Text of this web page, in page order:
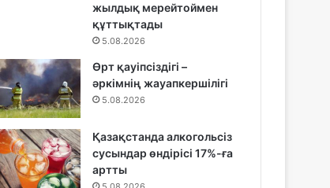
жылдық мерейтоймен
құттықтады
5.08.2026
Өрт қауіпсіздігі –
әркімнің жауапкершілігі
5.08.2026
Қазақстанда алкогольсіз
сусындар өндірісі 17%-ға
артты